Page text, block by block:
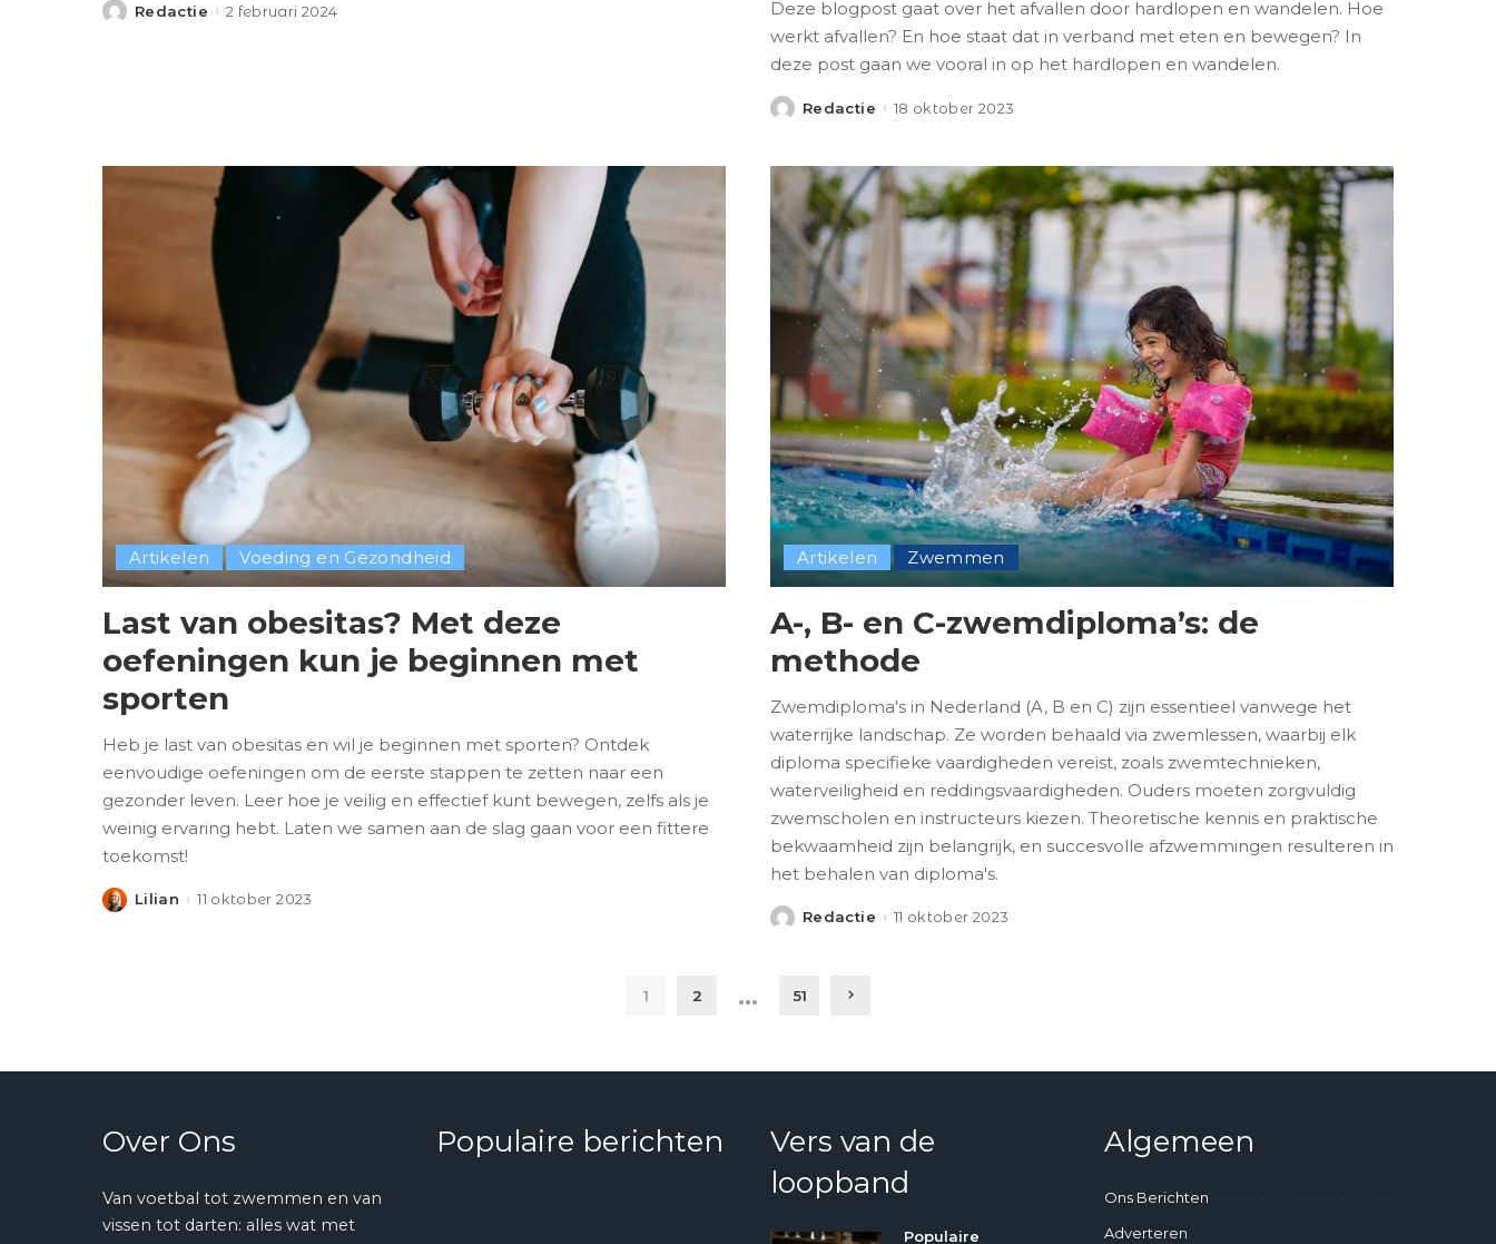
PostedRedactie 2 februari 2024
Deze blogpost gaat over het afvallen door hardlopen en wandelen. Hoe
werkt afvallen? En hoe staat dat in verband met eten en bewegen? In
deze post gaan we vooral in op het hardlopen en wandelen.
PostedRedactie 18 oktober 2023
Artikelen Voeding en Gezondheid
Last van obesitas? Met deze
oefeningen kun je beginnen met
sporten
Heb je last van obesitas en wil je beginnen met sporten? Ontdek
eenvoudige oefeningen om de eerste stappen te zetten naar een
gezonder leven. Leer hoe je veilig en effectief kunt bewegen, zelfs als je
weinig ervaring hebt. Laten we samen aan de slag gaan voor een fittere
toekomst!
Posted
Lilian 11 oktober 2023
Artikelen Zwemmen
A-, B- en C-zwemdiploma’s: de
methode
Zwemdiploma's in Nederland (A, B en C) zijn essentieel vanwege het
waterrijke landschap. Ze worden behaald via zwemlessen, waarbij elk
diploma specifieke vaardigheden vereist, zoals zwemtechnieken,
waterveiligheid en reddingsvaardigheden. Ouders moeten zorgvuldig
zwemscholen en instructeurs kiezen. Theoretische kennis en praktische
bekwaamheid zijn belangrijk, en succesvolle afzwemmingen resulteren in
het behalen van diploma's.
PostedRedactie 11 oktober 2023
1 2 … 51
Over Ons
Van voetbal tot zwemmen en van
vissen tot darten: alles wat met
Populaire berichten
Vers van de
loopband
Populaire
Algemeen
Ons Berichten
Adverteren